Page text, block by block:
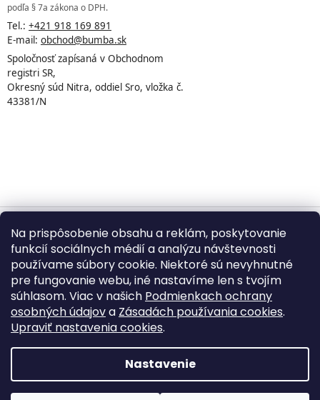
Na prispôsobenie obsahu a reklám, poskytovanie
funkcií sociálnych médií a analýzu návštevnosti
používame súbory cookie. Niektoré sú nevyhnutné
pre fungovanie webu, iné nastavíme len s tvojím
súhlasom. Viac v našich Podmienkach ochrany
osobných údajova Zásadách používania cookies.
Upraviť nastavenia cookies.
Nastavenie
podľa § 7a zákona o DPH.
Tel.: +421 918 169 891
E-mail: obchod@bumba.sk
Spoločnosť zapísaná v Obchodnom
registri SR,
Okresný súd Nitra, oddiel Sro, vložka č.
43381/N
Vytvoril Shoptet
Copyright 2026BUMBA.sk. Všetky práva vyhradené.
Upraviť nastavenie cookies
©2026BUMBA.sk – Kopírovanie textov, fotografií,
produktových popisov a grafických prvkov bez písomného
súhlasu je zakázané.